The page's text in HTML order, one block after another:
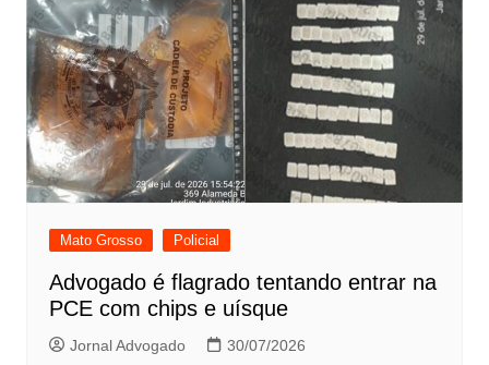
Mato Grosso Policial
Advogado é flagrado tentando entrar na
PCE com chips e uísque
Jornal Advogado 30/07/2026